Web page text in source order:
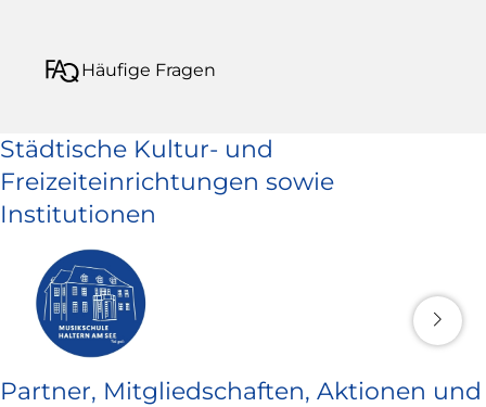
Häufige Fragen
Städtische Kultur- und
Freizeiteinrichtungen sowie
Institutionen
Partner, Mitgliedschaften, Aktionen und